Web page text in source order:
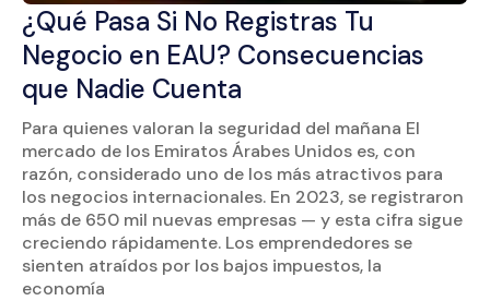
¿Qué Pasa Si No Registras Tu
Negocio en EAU? Consecuencias
que Nadie Cuenta
Para quienes valoran la seguridad del mañana El
mercado de los Emiratos Árabes Unidos es, con
razón, considerado uno de los más atractivos para
los negocios internacionales. En 2023, se registraron
más de 650 mil nuevas empresas — y esta cifra sigue
creciendo rápidamente. Los emprendedores se
sienten atraídos por los bajos impuestos, la
economía